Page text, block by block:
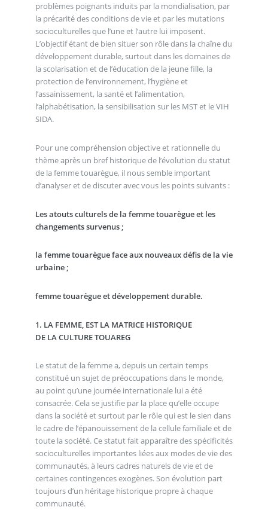
problèmes poignants induits par la mondialisation, par
la précarité des conditions de vie et par les mutations
socioculturelles que l’une et l’autre lui imposent.
L’objectif étant de bien situer son rôle dans la chaîne du
développement durable, surtout dans les domaines de
la scolarisation et de l’éducation de la jeune fille, la
protection de l’environnement, l’hygiène et
l’assainissement, la santé et l’alimentation,
l’alphabétisation, la sensibilisation sur les MST et le VIH
SIDA.
Pour une compréhension objective et rationnelle du
thème après un bref historique de l’évolution du statut
de la femme touarègue, il nous semble important
d’analyser et de discuter avec vous les points suivants :
Les atouts culturels de la femme touarègue et les
changements survenus ;
la femme touarègue face aux nouveaux défis de la vie
urbaine ;
femme touarègue et développement durable.
1. LA FEMME, EST LA MATRICE HISTORIQUE
DE LA CULTURE TOUAREG
Le statut de la femme a, depuis un certain temps
constitué un sujet de préoccupations dans le monde,
au point qu’une journée internationale lui a été
consacrée. Cela se justifie par la place qu’elle occupe
dans la société et surtout par le rôle qui est le sien dans
le cadre de l’épanouissement de la cellule familiale et de
toute la société. Ce statut fait apparaître des spécificités
socioculturelles importantes liées aux modes de vie des
communautés, à leurs cadres naturels de vie et de
certaines contingences exogènes. Son évolution part
toujours d’un héritage historique propre à chaque
communauté.